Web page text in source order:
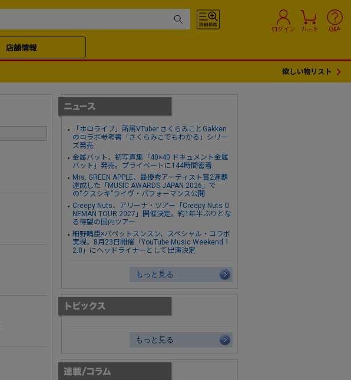
ログイン カート Q&A
店舗情報
欲しい物リスト
「ホロライブ」所属VTuber さくらみことGakken
のコラボ参考書「さくらみこでもわかる」シリー
ズ発売
金属バット、初写真集「40×40 ドキュメント金属
バット」発売。プライベートに144時間密着
Mrs. GREEN APPLE、最優秀アーティスト賞2連覇
達成した「MUSIC AWARDS JAPAN 2026」で
の“クスシキ”ライヴ・パフォーマンス公開
Creepy Nuts、アリーナ・ツアー「Creepy Nuts O
NEMAN TOUR 2027」開催決定。約1年半ぶりとな
る待望の国内ツアー
細野晴臣×パペットスンスン、スペシャル・コラボ
実現。8月23日開催「YouTube Music Weekend 1
2.0」にヘッドライナーとして出演決定
もっと見る
もっと見る